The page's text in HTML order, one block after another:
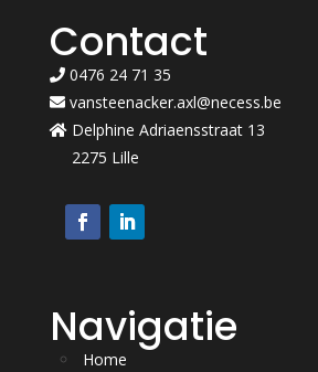
Contact
0476 24 71 35
vansteenacker.axl@necess.be
Delphine Adriaensstraat 13
2275 Lille
Navigatie
Home